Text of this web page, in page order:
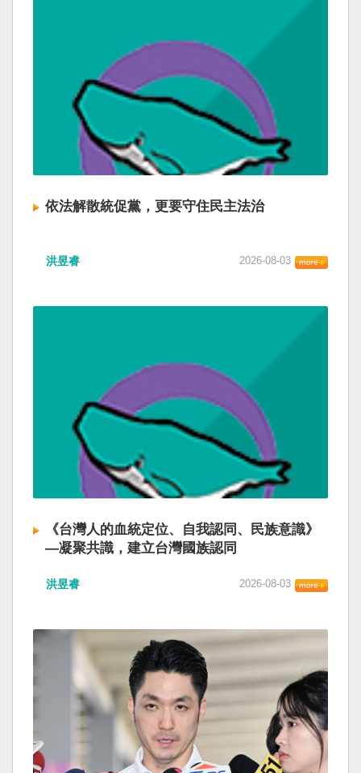
依法解散統促黨，更要守住民主法治
洪昱睿 2026-08-03
《台灣人的血統定位、自我認同、民族意識》
—凝聚共識，建立台灣國族認同
洪昱睿 2026-08-03